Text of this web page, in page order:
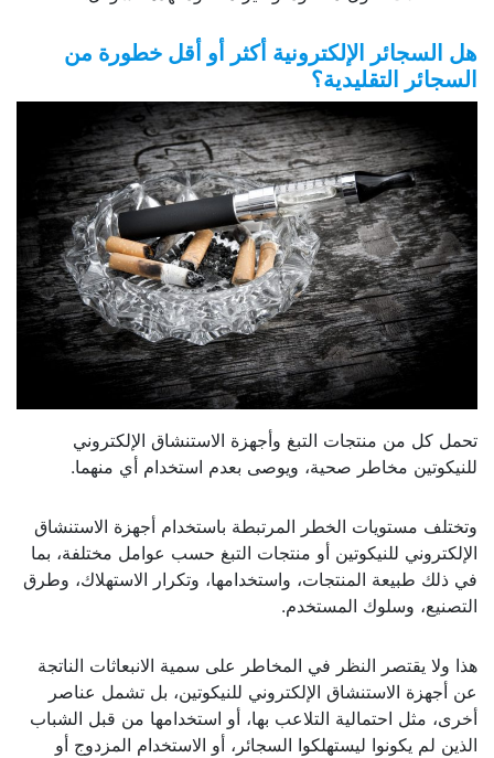
هل السجائر الإلكترونية أكثر أو أقل خطورة من
السجائر التقليدية؟
تحمل كل من منتجات التبغ وأجهزة الاستنشاق الإلكتروني
للنيكوتين مخاطر صحية، ويوصى بعدم استخدام أي منهما.
وتختلف مستويات الخطر المرتبطة باستخدام أجهزة الاستنشاق
الإلكتروني للنيكوتين أو منتجات التبغ حسب عوامل مختلفة، بما
في ذلك طبيعة المنتجات، واستخدامها، وتكرار الاستهلاك، وطرق
التصنيع، وسلوك المستخدم.
هذا ولا يقتصر النظر في المخاطر على سمية الانبعاثات الناتجة
عن أجهزة الاستنشاق الإلكتروني للنيكوتين، بل تشمل عناصر
أخرى، مثل احتمالية التلاعب بها، أو استخدامها من قبل الشباب
الذين لم يكونوا ليستهلكوا السجائر، أو الاستخدام المزدوج أو